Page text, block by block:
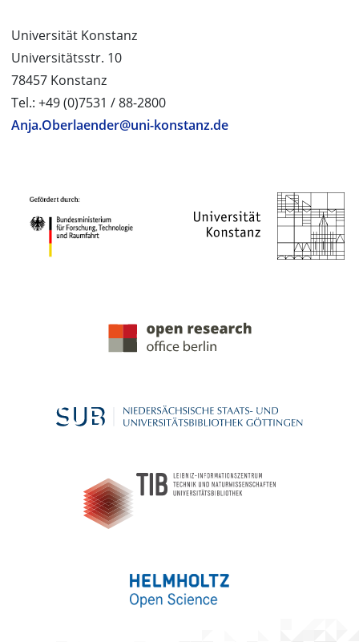
Universität Konstanz
Universitätsstr. 10
78457 Konstanz
Tel.: +49 (0)7531 / 88-2800
Anja.Oberlaender@uni-konstanz.de